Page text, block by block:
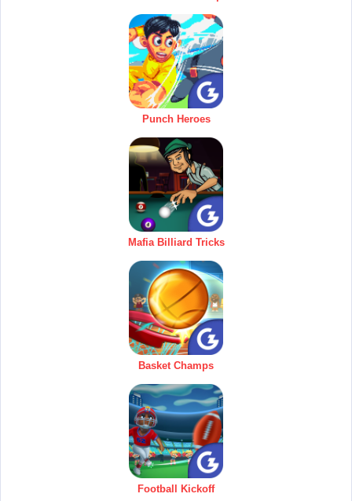
Punch Heroes
Mafia Billiard Tricks
Basket Champs
Football Kickoff